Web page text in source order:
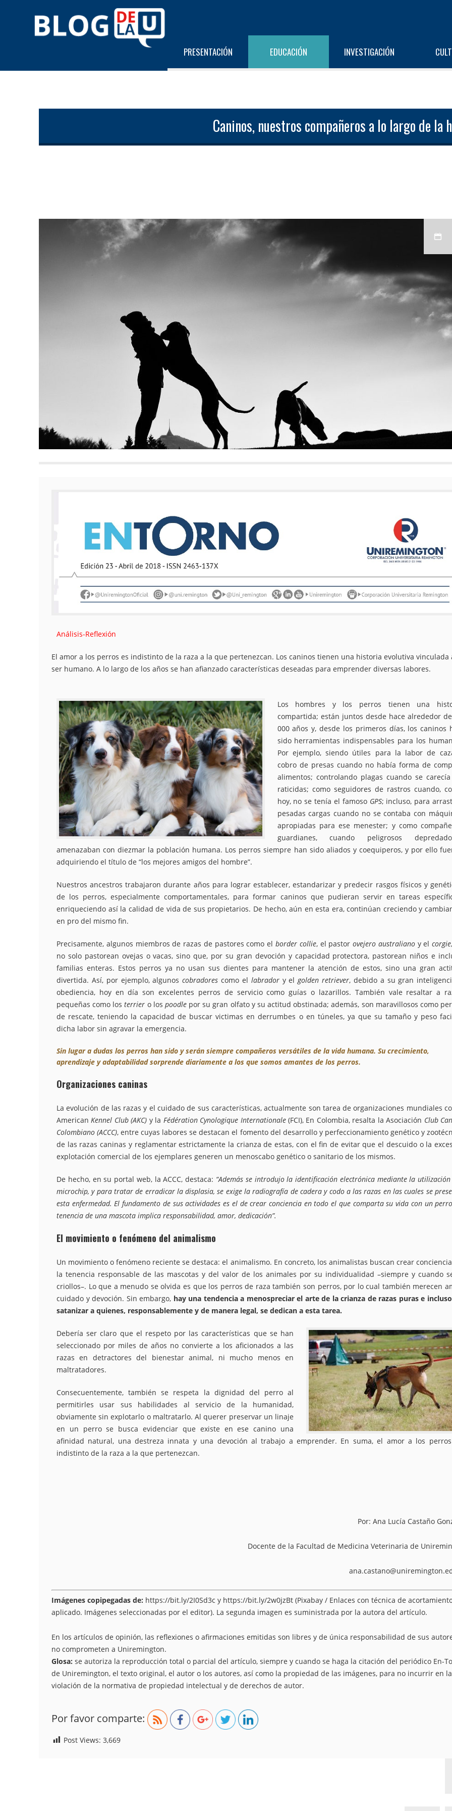
PRESENTACIÓN EDUCACIÓN INVESTIGACIÓN
Caninos, nuestros compañeros a lo largo de la
Stiven
Espinosa
Análisis-Reflexión
El amor a los perros es indistinto de la raza a la que pertenezcan. Los caninos tienen una historia evolutiva vinculada
ser humano. A lo largo de los años se han afianzado características deseadas para emprender diversas labores.
Los hombres y los perros tienen una
compartida; están juntos desde hace alrededor
000 años y, desde los primeros días, los caninos
sido herramientas indispensables para los
Por ejemplo, siendo útiles para la labor de
cobro de presas cuando no había forma de
alimentos; controlando plagas cuando se
raticidas; como seguidores de rastros cuando,
hoy, no se tenía el famoso GPS; incluso, para
pesadas cargas cuando no se contaba con
apropiadas para ese menester; y como
guardianes, cuando peligrosos
amenazaban con diezmar la población humana. Los perros siempre han sido aliados y coequiperos, y por ello
adquiriendo el título de “los mejores amigos del hombre”.
Nuestros ancestros trabajaron durante años para lograr establecer, estandarizar y predecir rasgos físicos y
de los perros, especialmente comportamentales, para formar caninos que pudieran servir en tareas
enriqueciendo así la calidad de vida de sus propietarios. De hecho, aún en esta era, continúan creciendo y
en pro del mismo fin.
Precisamente, algunos miembros de razas de pastores como el border collie, el pastorovejero australianoy elcorgie
no solo pastorean ovejas o vacas, sino que, por su gran devoción y capacidad protectora, pastorean niños e
familias enteras. Estos perros ya no usan sus dientes para mantener la atención de estos, sino una gran
divertida. Así, por ejemplo, algunoscobradores como el labrador y elgolden retriever, debido a su gran
obediencia, hoy en día son excelentes perros de servicio como guías o lazarillos. También vale resaltar a
pequeñas como losterrier o los poodle por su gran olfato y su actitud obstinada; además, son maravillosos como
de rescate, teniendo la capacidad de buscar victimas en derrumbes o en túneles, ya que su tamaño y peso
dicha labor sin agravar la emergencia.
Sin lugar a dudas los perros han sido y serán siempre compañeros versátiles de la vida humana. Su crecimiento,
aprendizaje y adaptabilidad sorprende diariamente a los que somos amantes de los perros.
Organizaciones caninas
La evolución de las razas y el cuidado de sus características, actualmente son tarea de organizaciones mundiales
AmericanKennel Club (AKC) y la Fédération Cynologique Internationale(FCI), En Colombia, resalta la Asociación Club
Colombiano (ACCC), entre cuyas labores se destacan el fomento del desarrollo y perfeccionamiento genético y
de las razas caninas y reglamentar estrictamente la crianza de estas, con el fin de evitar que el descuido o la
explotación comercial de los ejemplares generen un menoscabo genético o sanitario de los mismos.
De hecho, en su portal web, la ACCC, destaca: “Además se introdujo la identificación electrónica mediante la
microchip, y para tratar de erradicar la displasia, se exige la radiografía de cadera y codo a las razas en las cuales se
esta enfermedad. El fundamento de sus actividades es el de crear conciencia en todo el que comparta su vida con un
tenencia de una mascota implica responsabilidad, amor, dedicación”.
El movimiento o fenómeno del animalismo
Un movimiento o fenómeno reciente se destaca: el animalismo. En concreto, los animalistas buscan crear
la tenencia responsable de las mascotas y del valor de los animales por su individualidad –siempre y cuando
criollos–. Lo que a menudo se olvida es que los perros de raza también son perros, por lo cual también merecen
cuidado y devoción. Sin embargo, hay una tendencia a menospreciar el arte de la crianza de razas puras e
satanizar a quienes, responsablemente y de manera legal, se dedican a esta tarea.
Debería ser claro que el respeto por las características que se han
seleccionado por miles de años no convierte a los aficionados a las
razas en detractores del bienestar animal, ni mucho menos en
maltratadores.
Consecuentemente, también se respeta la dignidad del perro al
permitirles usar sus habilidades al servicio de la humanidad,
obviamente sin explotarlo o maltratarlo. Al querer preservar un linaje
en un perro se busca evidenciar que existe en ese canino una
afinidad natural, una destreza innata y una devoción al trabajo a emprender. En suma, el amor a los
indistinto de la raza a la que pertenezcan.
Por: Ana Lucía Castaño
Docente de la Facultad de Medicina Veterinaria de
Imágenes copipegadas de: https://bit.ly/2I0Sd3c y https://bit.ly/2w0jzBt (Pixabay / Enlaces con técnica de
aplicado. Imágenes seleccionadas por el editor). La segunda imagen es suministrada por la autora del artículo.
En los artículos de opinión, las reflexiones o afirmaciones emitidas son libres y de única responsabilidad de sus
no comprometen a Uniremington.
Glosa: se autoriza la reproducción total o parcial del artículo, siempre y cuando se haga la citación del periódico En-
de Uniremington, el texto original, el autor o los autores, así como la propiedad de las imágenes, para no incurrir en la
violación de la normativa de propiedad intelectual y de derechos de autor.
Por favor comparte:
historia/
Post Views: 3,669